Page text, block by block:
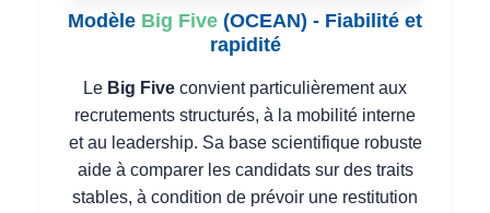
Modèle Big Five (OCEAN) - Fiabilité et
rapidité
Le Big Five convient particulièrement aux
recrutements structurés, à la mobilité interne
et au leadership. Sa base scientifique robuste
aide à comparer les candidats sur des traits
stables, à condition de prévoir une restitution